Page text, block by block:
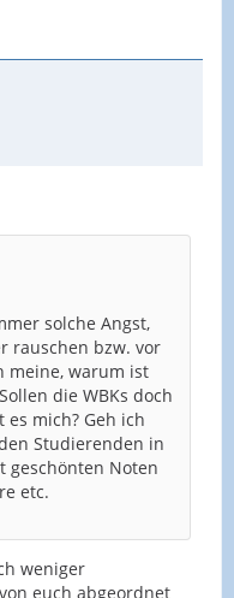
solche Angst,
rauschen bzw. vor
meine, warum ist
die WBKs doch
es mich? Geh ich
Studierenden in
geschönten Noten
etc.
weniger
euch abgeordnet